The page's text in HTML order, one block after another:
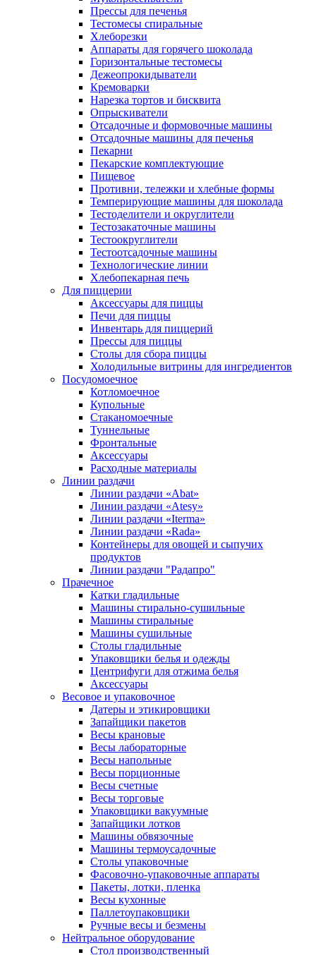
Прессы для печенья
Тестомесы спиральные
Хлеборезки
Аппараты для горячего шоколада
Горизонтальные тестомесы
Дежеопрокидыватели
Кремоварки
Нарезка тортов и бисквита
Опрыскиватели
Отсадочные и формовочные машины
Отсадочные машины для печенья
Пекарни
Пекарские комплектующие
Пищевое
Противни, тележки и хлебные формы
Темперирующие машины для шоколада
Тестоделители и округлители
Тестозакаточные машины
Тестоокруглители
Тестоотсадочные машины
Технологические линии
Хлебопекарная печь
Для пиццерии
Аксессуары для пиццы
Печи для пиццы
Инвентарь для пиццерий
Прессы для пиццы
Столы для сбора пиццы
Холодильные витрины для ингредиентов
Посудомоечное
Котломоечное
Купольные
Стаканомоечные
Туннельные
Фронтальные
Аксессуары
Расходные материалы
Линии раздачи
Линии раздачи «Abat»
Линии раздачи «Atesy»
Линии раздачи «Iterma»
Линии раздачи «Rada»
Контейнеры для овощей и сыпучих
продуктов
Линии раздачи "Радапро"
Прачечное
Катки гладильные
Машины стирально-сушильные
Машины стиральные
Машины сушильные
Столы гладильные
Упаковщики белья и одежды
Центрифуги для отжима белья
Аксессуары
Весовое и упаковочное
Датеры и этикировщики
Запайщики пакетов
Весы крановые
Весы лабораторные
Весы напольные
Весы порционные
Весы счетные
Весы торговые
Упаковщики вакуумные
Запайщики лотков
Машины обвязочные
Машины термоусадочные
Столы упаковочные
Фасовочно-упаковочные аппараты
Пакеты, лотки, пленка
Весы кухонные
Паллетоупаковщики
Ручные весы и безмены
Нейтральное оборудование
Cтол производственный